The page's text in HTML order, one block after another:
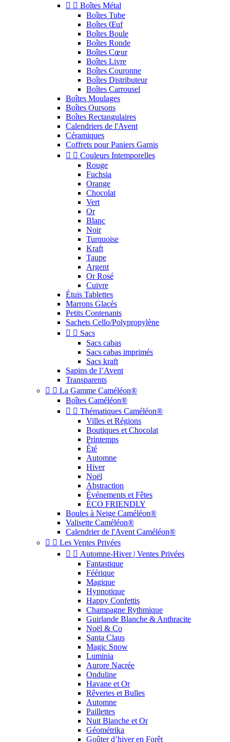
  Boîtes Métal
Boîtes Tube
Boîtes Œuf
Boîtes Boule
Boîtes Ronde
Boîtes Cœur
Boîtes Livre
Boîtes Couronne
Boîtes Distributeur
Boîtes Carrousel
Boîtes Moulages
Boîtes Oursons
Boîtes Rectangulaires
Calendriers de l'Avent
Céramiques
Coffrets pour Paniers Garnis
  Couleurs Intemporelles
Rouge
Fuchsia
Orange
Chocolat
Vert
Or
Blanc
Noir
Turquoise
Kraft
Taupe
Argent
Or Rosé
Cuivre
Étuis Tablettes
Marrons Glacés
Petits Contenants
Sachets Cello/Polypropylène
  Sacs
Sacs cabas
Sacs cabas imprimés
Sacs kraft
Sapins de l’Avent
Transparents
  La Gamme Caméléon®
Boîtes Caméléon®
  Thématiques Caméléon®
Villes et Régions
Boutiques et Chocolat
Printemps
Été
Automne
Hiver
Noël
Abstraction
Événements et Fêtes
ÉCO FRIENDLY
Boules à Neige Caméléon®
Valisette Caméléon®
Calendrier de l'Avent Caméléon®
  Les Ventes Privées
  Automne-Hiver | Ventes Privées
Fantastique
Féérique
Magique
Hypnotique
Happy Confettis
Champagne Rythmique
Guirlande Blanche & Anthracite
Noël & Co
Santa Claus
Magic Snow
Luminia
Aurore Nacrée
Onduline
Havane et Or
Rêveries et Bulles
Automne
Paillettes
Nuit Blanche et Or
Géométrika
Goûter d’hiver en Forêt